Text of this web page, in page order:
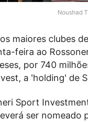
Noushad
maiores clubes
feira ao
por 740
a 'holding' de
Sport
ser nomeado